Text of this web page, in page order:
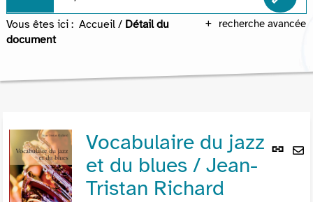
recherche avancée
Vous êtes ici : Accueil / Détail du
document
Lien
Vocabulaire du jazz
et du blues / Jean-
Tristan Richard